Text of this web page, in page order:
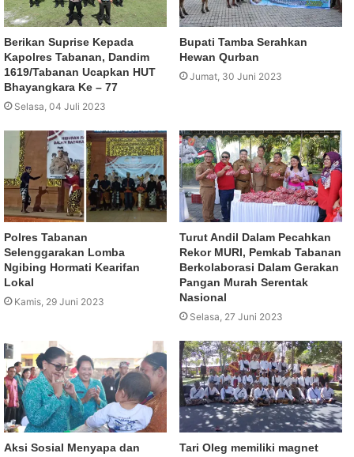
Berikan Suprise Kepada
Kapolres Tabanan, Dandim
1619/Tabanan Ucapkan HUT
Bhayangkara Ke – 77
Selasa, 04 Juli 2023
Bupati Tamba Serahkan
Hewan Qurban
Jumat, 30 Juni 2023
Polres Tabanan
Selenggarakan Lomba
Ngibing Hormati Kearifan
Lokal
Kamis, 29 Juni 2023
Turut Andil Dalam Pecahkan
Rekor MURI, Pemkab Tabanan
Berkolaborasi Dalam Gerakan
Pangan Murah Serentak
Nasional
Selasa, 27 Juni 2023
Aksi Sosial Menyapa dan
Tari Oleg memiliki magnet